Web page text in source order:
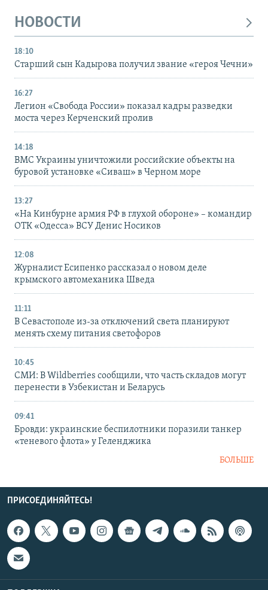
НОВОСТИ
18:10
Старший сын Кадырова получил звание «героя Чечни»
16:27
Легион «Свобода России» показал кадры разведки
моста через Керченский пролив
14:18
ВМС Украины уничтожили российские объекты на
буровой установке «Сиваш» в Черном море
13:27
«На Кинбурне армия РФ в глухой обороне» – командир
ОТК «Одесса» ВСУ Денис Носиков
12:08
Журналист Есипенко рассказал о новом деле
крымского автомеханика Шведа
11:11
В Севастополе из-за отключений света планируют
менять схему питания светофоров
10:45
СМИ: В Wildberries сообщили, что часть складов могут
перенести в Узбекистан и Беларусь
09:41
Бровди: украинские беспилотники поразили танкер
«теневого флота» у Геленджика
БОЛЬШЕ
ПРИСОЕДИНЯЙТЕСЬ!